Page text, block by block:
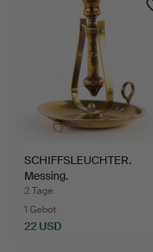
SCHIFFSLEUCHTER.
Messing.
2 Tage
1 Gebot
22 USD